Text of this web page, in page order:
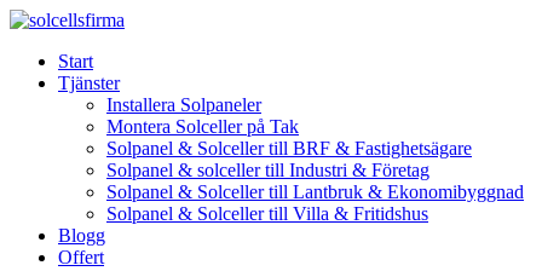
Skip
contentStart
Tjänster
Installera Solpaneler
Montera Solceller på Tak
Solpanel & Solceller till BRF & Fastighetsägare
Solpanel & solceller till Industri & Företag
Solpanel & Solceller till Lantbruk & Ekonomibyggnad
Solpanel & Solceller till Villa & Fritidshus
Blogg
Offert